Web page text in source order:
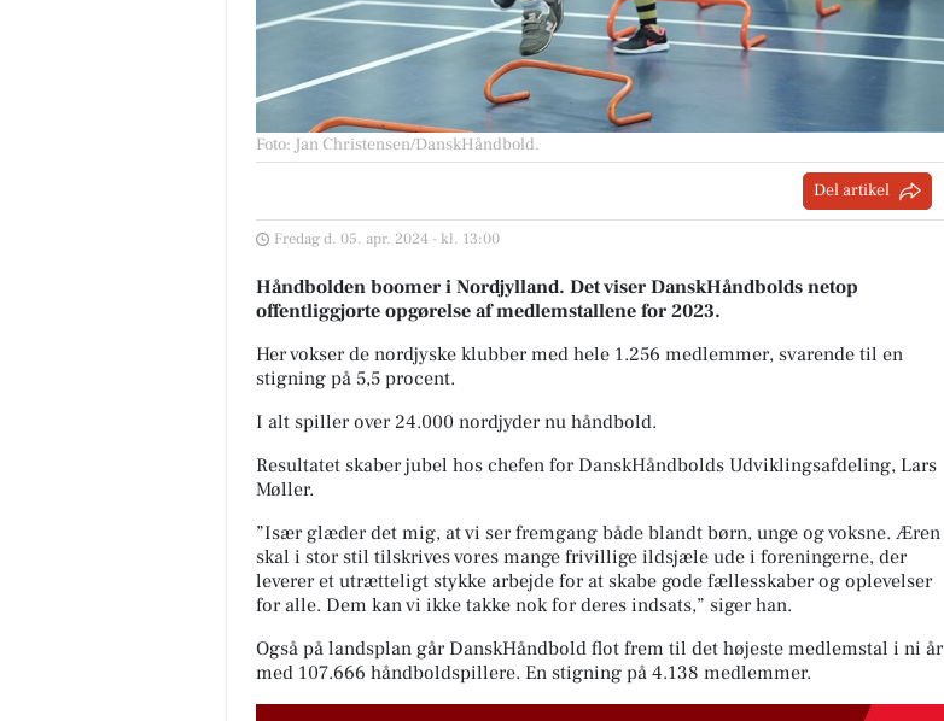
Foto: Jan Christensen/DanskHåndbold.
Del artikel
Fredag d. 05. apr. 2024 - kl. 13:00
Håndbolden boomer i Nordjylland. Det viser DanskHåndbolds netop
offentliggjorte opgørelse af medlemstallene for 2023.
Her vokser de nordjyske klubber med hele 1.256 medlemmer, svarende til en
stigning på 5,5 procent.
I alt spiller over 24.000 nordjyder nu håndbold.
Resultatet skaber jubel hos chefen for DanskHåndbolds Udviklingsafdeling, Lars
Møller.
”Især glæder det mig, at vi ser fremgang både blandt børn, unge og voksne. Æren
skal i stor stil tilskrives vores mange frivillige ildsjæle ude i foreningerne, der
leverer et utrætteligt stykke arbejde for at skabe gode fællesskaber og oplevelser
for alle. Dem kan vi ikke takke nok for deres indsats,” siger han.
Også på landsplan går DanskHåndbold flot frem til det højeste medlemstal i ni år
med 107.666 håndboldspillere. En stigning på 4.138 medlemmer.